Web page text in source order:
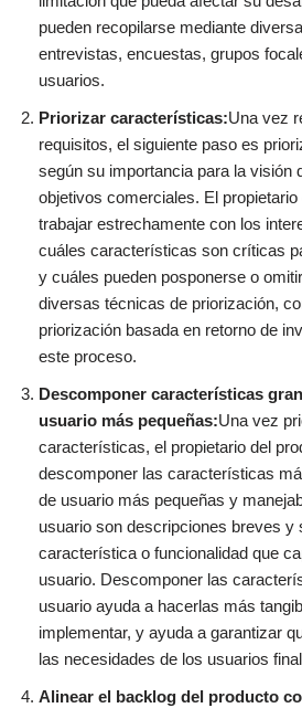
pueden recopilarse mediante
entrevistas, encuestas, grupos
usuarios.
Priorizar características:Una vez
requisitos, el siguiente paso es
según su importancia para la visión
objetivos comerciales. El
trabajar estrechamente con los
cuáles características son críticas
y cuáles pueden posponerse o
diversas técnicas de priorización,
priorización basada en retorno de
este proceso.
Descomponer características
usuario más pequeñas:Una vez
características, el propietario del
descomponer las características
de usuario más pequeñas y
usuario son descripciones breves y
característica o funcionalidad que
usuario. Descomponer las
usuario ayuda a hacerlas más
implementar, y ayuda a garantizar
las necesidades de los usuarios
Alinear el backlog del producto